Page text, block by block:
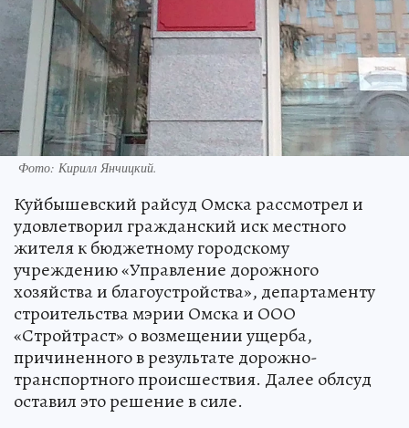
Фото: Кирилл Янчицкий.
Куйбышевский райсуд Омска рассмотрел и
удовлетворил гражданский иск местного
жителя к бюджетному городскому
учреждению «Управление дорожного
хозяйства и благоустройства», департаменту
строительства мэрии Омска и ООО
«Стройтраст» о возмещении ущерба,
причиненного в результате дорожно-
транспортного происшествия. Далее облсуд
оставил это решение в силе.